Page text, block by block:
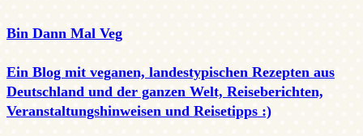
Bin Dann Mal Veg
Ein Blog mit veganen, landestypischen Rezepten aus
Deutschland und der ganzen Welt, Reiseberichten,
Veranstaltungshinweisen und Reisetipps :)